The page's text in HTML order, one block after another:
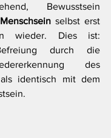
Bewusstsein
selbst erst
durch die
des
identisch mit dem